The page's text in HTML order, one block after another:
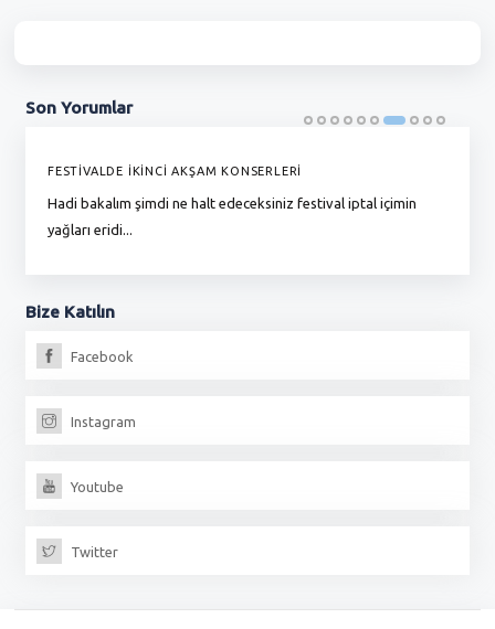
Son Yorumlar
FESTİVALDE İKİNCİ AKŞAM KONSERLERİ
Hadi bakalım şimdi ne halt edeceksiniz festival iptal içimin
yağları eridi...
Bize Katılın
Facebook
Instagram
Youtube
Twitter